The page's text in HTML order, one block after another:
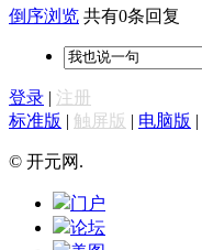
倒序浏览 共有0条回复
登录 | 注册
标准版 | 触屏版 | 电脑版 |
© 开元网.
门户
论坛